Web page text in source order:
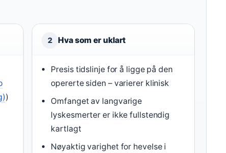
)
2 Hva som er uklart
Presis tidslinje for å ligge på den
opererte siden – varierer klinisk
Omfanget av langvarige
lyskesmerter er ikke fullstendig
kartlagt
Nøyaktig varighet for hevelse i